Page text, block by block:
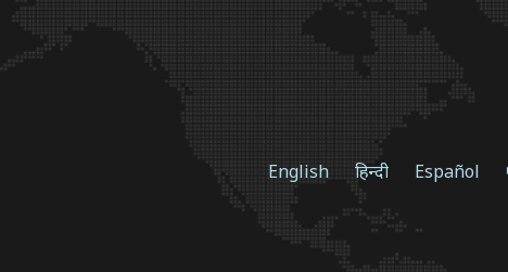
English हिन्दी Español